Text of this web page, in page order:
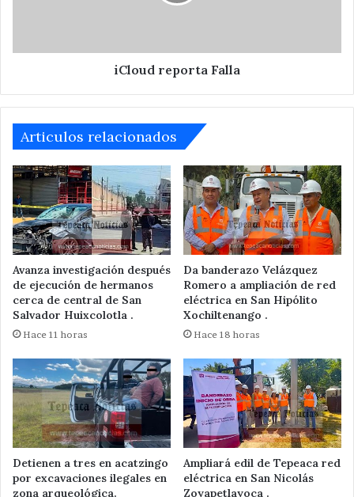
iCloud reporta Falla
Articulos relacionados
Avanza investigación después
de ejecución de hermanos
cerca de central de San
Salvador Huixcolotla .
Hace 11 horas
Da banderazo Velázquez
Romero a ampliación de red
eléctrica en San Hipólito
Xochiltenango .
Hace 18 horas
Detienen a tres en acatzingo
por excavaciones ilegales en
zona arqueológica.
Ampliará edil de Tepeaca red
eléctrica en San Nicolás
Zoyapetlayoca .